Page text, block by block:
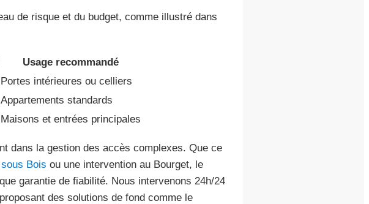
de risque et du budget, comme illustré dans
Usage recommandé
Portes intérieures ou celliers
Appartements standards
Maisons et entrées principales
dans la gestion des accès complexes. Que ce
Bois ou une intervention au Bourget, le
garantie de fiabilité. Nous intervenons 24h/24
des solutions de fond comme le